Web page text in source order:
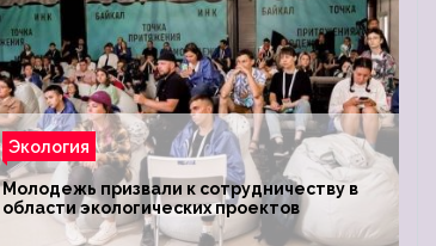
Экология
Молодежь призвали к сотрудничеству в
области экологических проектов